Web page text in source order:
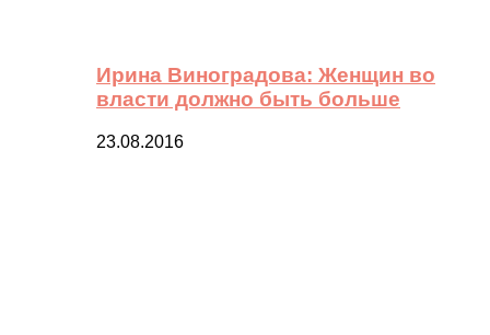
Ирина Виноградова: Женщин во
власти должно быть больше
23.08.2016